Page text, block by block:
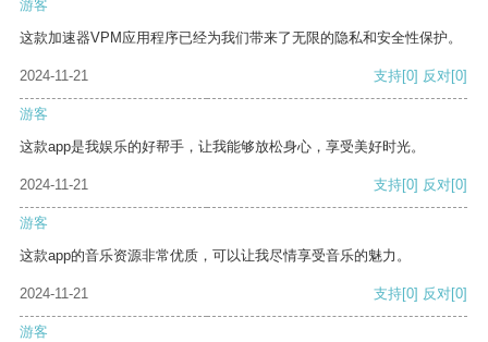
游客
这款加速器VPM应用程序已经为我们带来了无限的隐私和安全性保护。
2024-11-21 支持[0] 反对[0]
游客
这款app是我娱乐的好帮手，让我能够放松身心，享受美好时光。
2024-11-21 支持[0] 反对[0]
游客
这款app的音乐资源非常优质，可以让我尽情享受音乐的魅力。
2024-11-21 支持[0] 反对[0]
游客